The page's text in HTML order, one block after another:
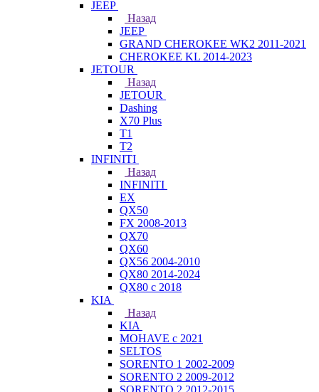
JEEP
Назад
JEEP
GRAND CHEROKEE WK2 2011-2021
CHEROKEE KL 2014-2023
JETOUR
Назад
JETOUR
Dashing
X70 Plus
T1
T2
INFINITI
Назад
INFINITI
EX
QX50
FX 2008-2013
QX70
QX60
QX56 2004-2010
QX80 2014-2024
QX80 c 2018
KIA
Назад
KIA
MOHAVE с 2021
SELTOS
SORENTO 1 2002-2009
SORENTO 2 2009-2012
SORENTO 2 2012-2015